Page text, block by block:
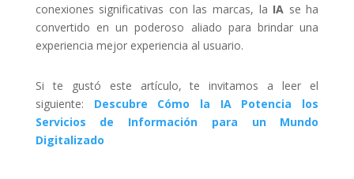
conexiones significativas con las marcas, la IA se ha
convertido en un poderoso aliado para brindar una
experiencia mejor experiencia al usuario.
Si te gustó este artículo, te invitamos a leer el
siguiente: Descubre Cómo la IA Potencia los
Servicios de Información para un Mundo
Digitalizado